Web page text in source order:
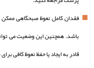
فقدان کامل نعوظ صبحگاهی
باشد. همچنین این وضعیت می‌
قادر به ایجاد یا حفظ نعوظ کافی